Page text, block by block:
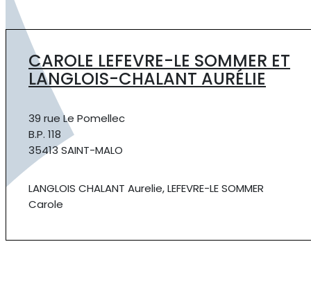
CAROLE LEFEVRE-LE SOMMER ET
LANGLOIS-CHALANT AURÉLIE
39 rue Le Pomellec
B.P. 118
35413 SAINT-MALO
LANGLOIS CHALANT Aurelie, LEFEVRE-LE SOMMER
Carole